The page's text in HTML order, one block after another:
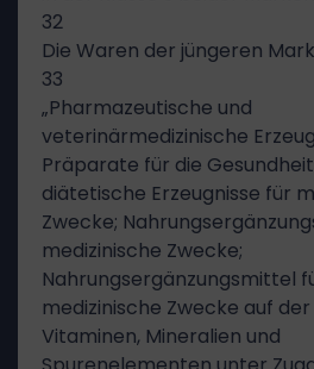
32
Die Waren der jüngeren
33
„Pharmazeutische und
veterinärmedizinische
Präparate für die
diätetische Erzeugnisse für
Zwecke;
medizinische Zwecke;
Nahrungsergänzungsmittel
medizinische Zwecke auf der
Vitaminen, Mineralien und